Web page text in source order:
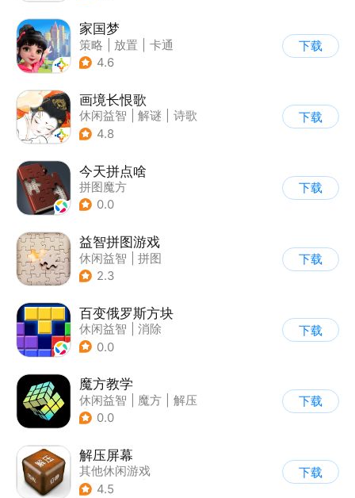
家国梦
策略 放置
卡通
| 腾讯
4.6
下载
画境长恨歌
休闲益智 解谜
诗歌
| 古风
4.8
下载
今天拼点啥
拼图魔方
0.0
下载
益智拼图游戏
休闲益智
拼图
2.3
下载
百变俄罗斯方块
休闲益智
消除
| 俄罗斯方块
0.0
下载
魔方教学
休闲益智 魔方
解压
| 学习教育
0.0
下载
解压屏幕
其他休闲游戏
| 休闲解压
4.5
下载